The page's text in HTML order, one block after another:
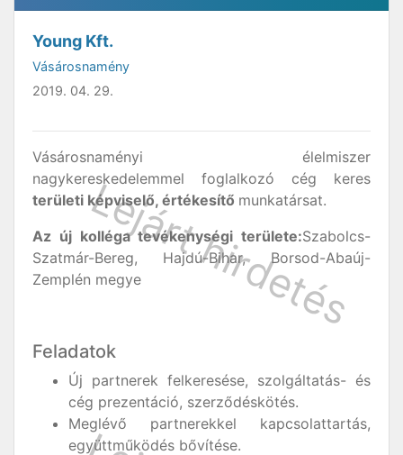
Young Kft.
Vásárosnamény
2019. 04. 29.
Vásárosnaményi élelmiszer
nagykereskedelemmel foglalkozó cég keres
területi képviselő, értékesítő munkatársat.
Az új kolléga tevékenységi területe:Szabolcs-
Szatmár-Bereg, Hajdú-Bihar, Borsod-Abaúj-
Zemplén megye
Feladatok
Új partnerek felkeresése, szolgáltatás- és
cég prezentáció, szerződéskötés.
Meglévő partnerekkel kapcsolattartás,
együttműködés bővítése.